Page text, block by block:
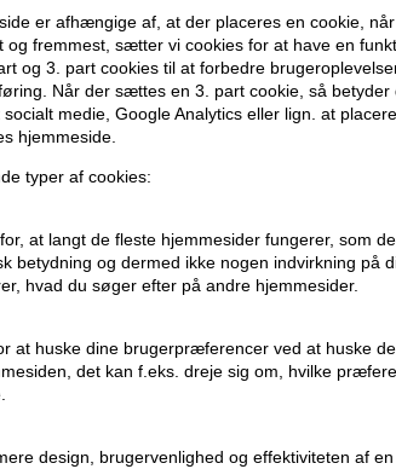
er afhængige af, at der placeres en cookie,
fremmest, sætter vi cookies for at have en
og 3. part cookies til at forbedre
Når der sættes en 3. part cookie, så betyder
medie, Google Analytics eller lign. at
hjemmeside.
typer af cookies:
at langt de fleste hjemmesider fungerer, som
betydning og dermed ikke nogen indvirkning på
hvad du søger efter på andre hjemmesider.
at huske dine brugerpræferencer ved at huske
det kan f.eks. dreje sig om, hvilke
design, brugervenlighed og effektiviteten af
• Sort/brun farve for et blødere, mere
• Op til 3x mere volumen end uden
• Stylingbørste der fanger selv de
• Klumper ikke og giver jævnt resultat
• Velegnet til følsomme øjne og
Påfør mascaraen fra vippernes rod
adskille og definere. Gentag for mere
aftagning ved dagens afslutning.